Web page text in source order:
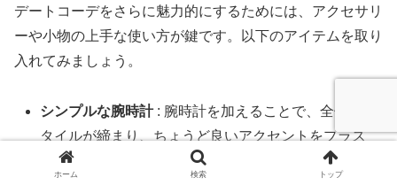
デートコーデをさらに魅力的にするためには、アクセサリ
ーや小物の上手な使い方が鍵です。以下のアイテムを取り
入れてみましょう。
シンプルな腕時計: 腕時計を加えることで、全体のス
タイルが締まり、ちょうど良いアクセントをプラス
します。
ホーム 検索 トップ